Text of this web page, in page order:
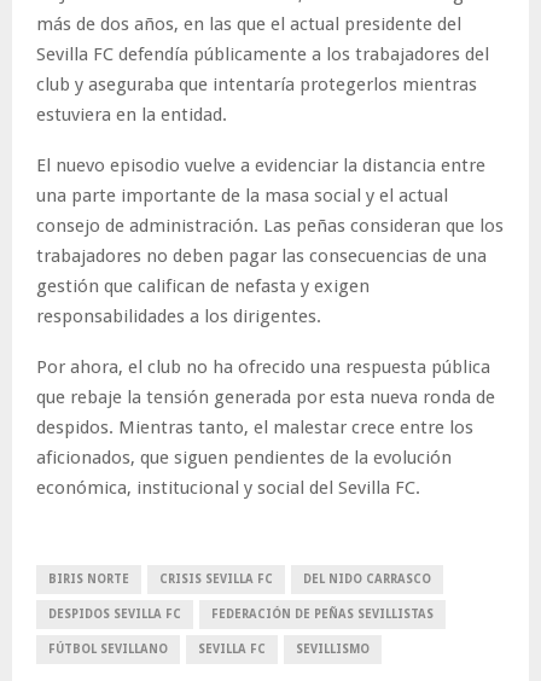
más de dos años, en las que el actual presidente del
Sevilla FC defendía públicamente a los trabajadores del
club y aseguraba que intentaría protegerlos mientras
estuviera en la entidad.
El nuevo episodio vuelve a evidenciar la distancia entre
una parte importante de la masa social y el actual
consejo de administración. Las peñas consideran que los
trabajadores no deben pagar las consecuencias de una
gestión que califican de nefasta y exigen
responsabilidades a los dirigentes.
Por ahora, el club no ha ofrecido una respuesta pública
que rebaje la tensión generada por esta nueva ronda de
despidos. Mientras tanto, el malestar crece entre los
aficionados, que siguen pendientes de la evolución
económica, institucional y social del Sevilla FC.
BIRIS NORTE CRISIS SEVILLA FC DEL NIDO CARRASCO
DESPIDOS SEVILLA FC FEDERACIÓN DE PEÑAS SEVILLISTAS
FÚTBOL SEVILLANO SEVILLA FC SEVILLISMO